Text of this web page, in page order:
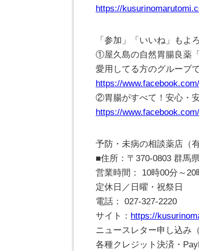
https://
「参加」「いいね」もよ
①屋久島の自然胃腸良薬
愛用してる方のグループで
https://
②胃腸がすべて！安心・
https://
予防・未病の相談薬店（
■住所：〒370-0803 群馬
営業時間： 10時00分～20
定休日／日曜・祝祭日
電話： 027-327-2220
サイト： https://
ニュースレター申し込み
各種クレジット決済・